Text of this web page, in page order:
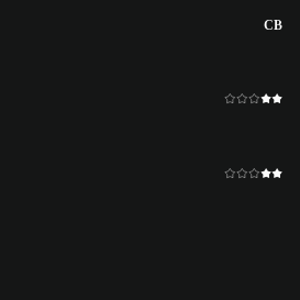
CB